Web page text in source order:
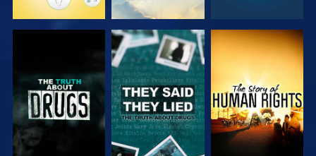
SE SE